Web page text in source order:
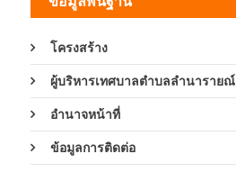
โครงสร้าง
ผู้บริหารเทศบาลตำบลลำนารายณ์
อำนาจหน้าที่
ข้อมูลการติดต่อ